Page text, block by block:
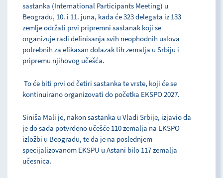
sastanka (International Participants Meeting) u
Beogradu, 10. i 11. juna, kada će 323 delegata iz 133
zemlje održati prvi pripremni sastanak koji se
organizuje radi definisanja svih neophodnih uslova
potrebnih za efikasan dolazak tih zemalja u Srbiju i
pripremu njihovog učešća.
To će biti prvi od četiri sastanka te vrste, koji će se
kontinuirano organizovati do početka EKSPO 2027.
Siniša Mali je, nakon sastanka u Vladi Srbije, izjavio da
je do sada potvrđeno učešće 110 zemalja na EKSPO
izložbi u Beogradu, te da je na poslednjem
specijalizovanom EKSPU u Astani bilo 117 zemalja
učesnica.